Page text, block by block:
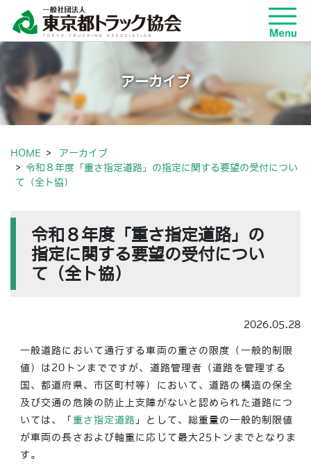
アーカイブ
HOME
アーカイブ
令和８年度「重さ指定道路」の指定に関する要望の受付につい
て（全ト協）
令和８年度「重さ指定道路」の
指定に関する要望の受付につい
て（全ト協）
2026.05.28
一般道路において通行する車両の重さの限度（一般的制限
値）は20トンまでですが、道路管理者（道路を管理する
国、都道府県、市区町村等）において、道路の構造の保全
及び交通の危険の防止上支障がないと認められた道路につ
いては、「 重さ指定道路 」として、総重量の一般的制限値
が車両の長さおよび軸重に応じて最大25トンまでとなりま
す。